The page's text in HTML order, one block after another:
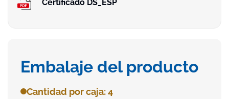
Certificado DS_ESP
Embalaje del producto
Cantidad por caja: 4